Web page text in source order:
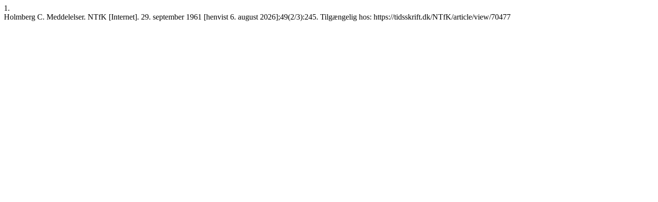
1.
Holmberg C. Meddelelser. NTfK [Internet]. 29. september 1961 [henvist 6. august 2026];49(2/3):245. Tilgængelig hos: https://tidsskrift.dk/NTfK/article/view/70477